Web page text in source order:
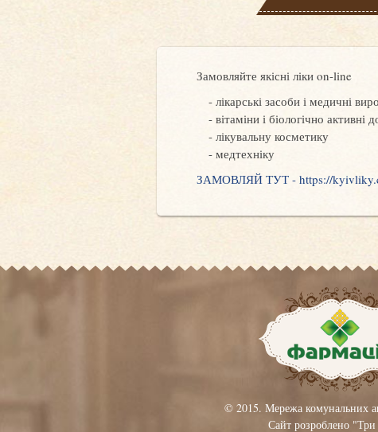
Замовляйте якісні ліки on-line
лікарські засоби і медичні
вітаміни і біологічно активні
лікувальну косметику
медтехніку
ЗАМОВЛЯЙ ТУТ - https://
© 2015. Мережа комунальних
Сайт розроблено